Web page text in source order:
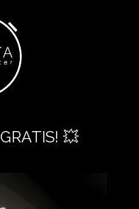
💥